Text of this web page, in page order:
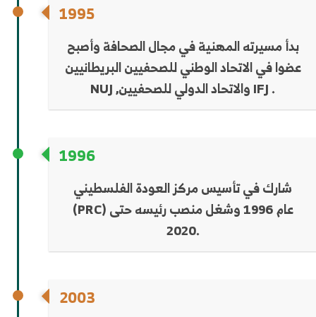
1995
بدأ مسيرته المهنية في مجال الصحافة وأصبح
عضوا في الاتحاد الوطني للصحفيين البريطانيين
NUJ ,والاتحاد الدولي للصحفيين IFJ .
1996
شارك في تأسيس مركز العودة الفلسطيني
(PRC) عام 1996 وشغل منصب رئيسه حتى
2020.
2003